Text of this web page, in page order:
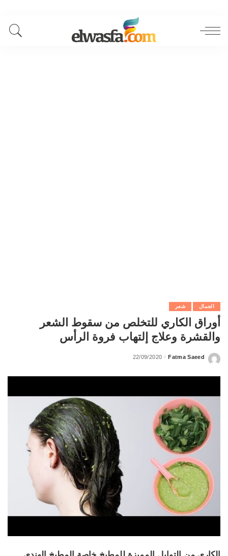
الجمال شعر
أوراق الكاري للتخلص من سقوط الشعر
والقشرة وعلاج إلتهاب فروة الرأس
Posted
Fatma Saeed
22/09/2020